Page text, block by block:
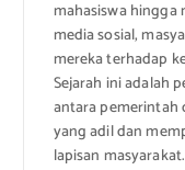
mahasiswa hingga
media sosial,
mereka terhadap
Sejarah ini adalah
antara pemerintah
yang adil dan
lapisan masyarakat.